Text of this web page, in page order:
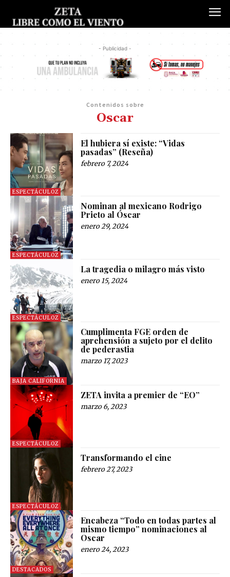
- Publicidad -
Contenidos sobre
Oscar
ESPECTÁCULOZ
El hubiera sí existe: “Vidas
pasadas” (Reseña)
febrero 7, 2024
ESPECTÁCULOZ
Nominan al mexicano Rodrigo
Prieto al Óscar
enero 29, 2024
ESPECTÁCULOZ
La tragedia o milagro más visto
enero 15, 2024
BAJA CALIFORNIA
Cumplimenta FGE orden de
aprehensión a sujeto por el delito
de pederastia
marzo 17, 2023
ESPECTÁCULOZ
ZETA invita a premier de “EO”
marzo 6, 2023
ESPECTÁCULOZ
Transformando el cine
febrero 27, 2023
DESTACADOS
Encabeza “Todo en todas partes al
mismo tiempo” nominaciones al
Oscar
enero 24, 2023